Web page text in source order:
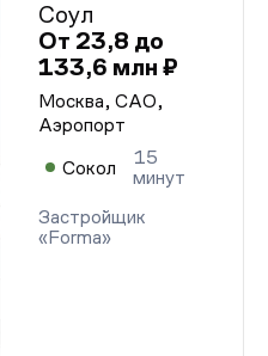
Соул
От 23,8 до
133,6 млн ₽
Москва, САО,
Аэропорт
Сокол
15
минут
Застройщик
«Forma»